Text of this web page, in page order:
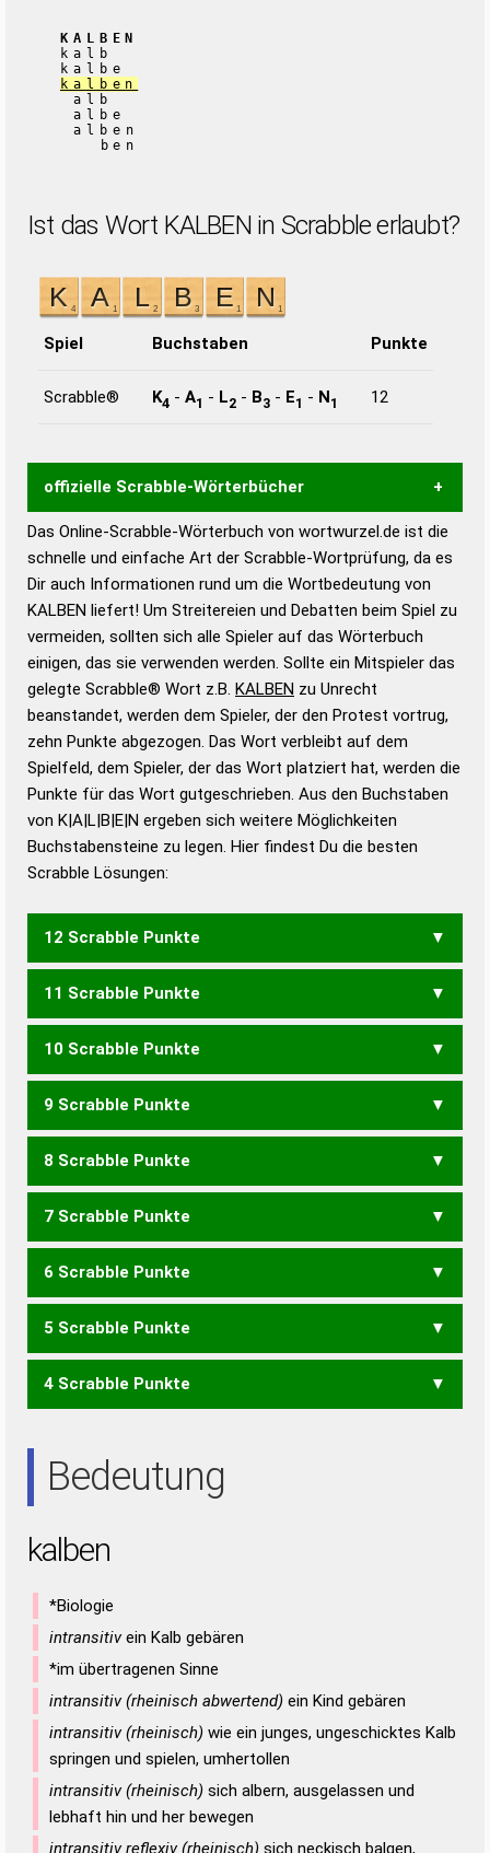
KALBEN
kalb
kalbe
kalben
alb
albe
alben
ben
Ist das Wort KALBEN in Scrabble erlaubt?
Spiel Buchstaben Punkte
Scrabble® K4 - A1 - L2 - B3 - E1 - N1 12
offizielle Scrabble-Wörterbücher
Wortwurzel liefert mit Hilfe eines semantischen
Wortanalyse-Algorithmus gute Anhaltspunkte zu
Wortbedeutung, Worttrennung und Wortform, um die
Gültigkeit eines Wortes für das Scrabble-Spiel zu
bestimmen!
zugelassene Turnier Scrabble-
Wörterbücher sind:
Duden – Standardwerk in 12 Bänden
Duden – Richtiges und gutes
Deutsch
Duden – Die deutsche Grammatik
Duden – Deutsches
Das Online-Scrabble-Wörterbuch von wortwurzel.de ist die
schnelle und einfache Art der Scrabble-Wortprüfung, da es
Dir auch Informationen rund um die Wortbedeutung von
KALBEN liefert! Um Streitereien und Debatten beim Spiel zu
vermeiden, sollten sich alle Spieler auf das Wörterbuch
einigen, das sie verwenden werden. Sollte ein Mitspieler das
gelegte Scrabble® Wort z.B. KALBEN zu Unrecht
beanstandet, werden dem Spieler, der den Protest vortrug,
zehn Punkte abgezogen. Das Wort verbleibt auf dem
Spielfeld, dem Spieler, der das Wort platziert hat, werden die
Punkte für das Wort gutgeschrieben. Aus den Buchstaben
von K|A|L|B|E|N ergeben sich weitere Möglichkeiten
Buchstabensteine zu legen. Hier findest Du die besten
Scrabble Lösungen:
12 Scrabble Punkte
BALKEN BLAKEN BLANKE
11 Scrabble Punkte
BLAKE BLANK KABEL
10 Scrabble Punkte
BLAK KLEB BAKEN KNABE
9 Scrabble Punkte
BAKE BANK ALKEN KLANE
8 Scrabble Punkte
BAK BKA ALKE KLAN NABLE
7 Scrabble Punkte
ALK LEK AKNE ANKE
6 Scrabble Punkte
BEL KEA KEN LAB LEB
5 Scrabble Punkte
BAN ELAN
4 Scrabble Punkte
Bedeutung
kalben
*Biologie
intransitivein Kalb gebären
*im übertragenen Sinne
intransitiv (rheinisch abwertend) ein Kind gebären
intransitiv (rheinisch) wie ein junges, ungeschicktes Kalb
springen und spielen, umhertollen
intransitiv (rheinisch) sich albern, ausgelassen und
lebhaft hin und her bewegen
intransitiv reflexiv (rheinisch) sich neckisch balgen,